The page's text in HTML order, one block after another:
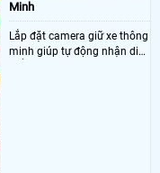
Minh
Lắp đặt camera giữ xe thông
minh giúp tự động nhận diện